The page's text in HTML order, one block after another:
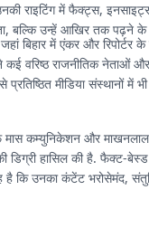
राइटिंग में फैक्ट्स,
बल्कि उन्हें आखिर तक पढ़ने
बिहार में एंकर और रिपोर्टर
कई वरिष्ठ राजनीतिक नेताओं
प्रतिष्ठित मीडिया संस्थानों
कम्युनिकेशन और माखनलाल
डिग्री हासिल की है. फैक्ट-
कि उनका कंटेंट भरोसेमंद,